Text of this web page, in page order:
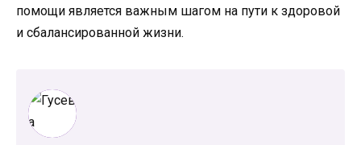
помощи является важным шагом на пути к здоровой
и сбалансированной жизни.